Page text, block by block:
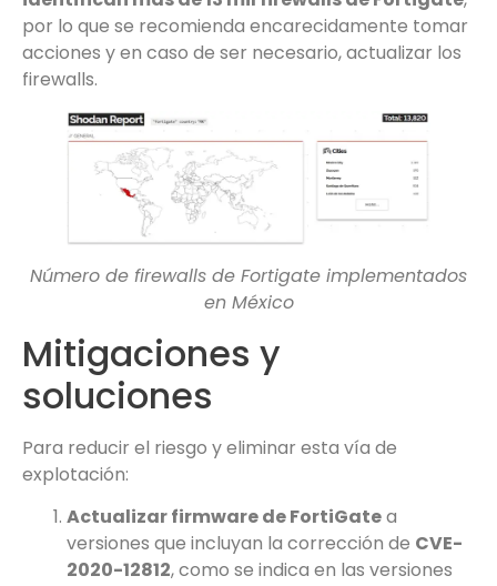
por lo que se recomienda encarecidamente tomar
acciones y en caso de ser necesario, actualizar los
firewalls.
Número de firewalls de Fortigate implementados
en México
Mitigaciones y
soluciones
Para reducir el riesgo y eliminar esta vía de
explotación:
Actualizar firmware de FortiGatea
versiones que incluyan la corrección de CVE-
2020-12812, como se indica en las versiones